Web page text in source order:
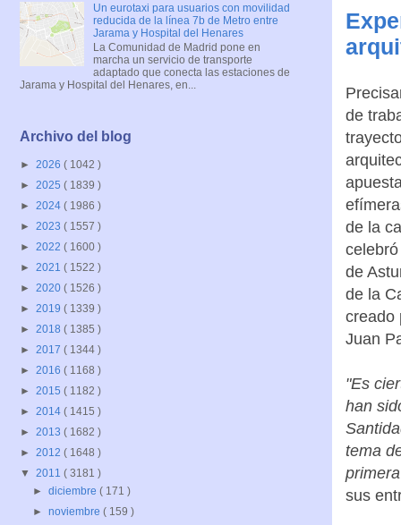
de
de la
de
de la
creado
Juan
"Es
han
tema
sus
Un eurotaxi para usuarios con movilidad
reducida de la línea 7b de Metro entre
Jarama y Hospital del Henares
La Comunidad de Madrid pone en
marcha un servicio de transporte
adaptado que conecta las estaciones de
Jarama y Hospital del Henares, en...
Archivo del blog
► 2026 ( 1042 )
► 2025 ( 1839 )
► 2024 ( 1986 )
► 2023 ( 1557 )
► 2022 ( 1600 )
► 2021 ( 1522 )
► 2020 ( 1526 )
► 2019 ( 1339 )
► 2018 ( 1385 )
► 2017 ( 1344 )
► 2016 ( 1168 )
► 2015 ( 1182 )
► 2014 ( 1415 )
► 2013 ( 1682 )
► 2012 ( 1648 )
▼ 2011 ( 3181 )
►diciembre( 171 )
►noviembre( 159 )